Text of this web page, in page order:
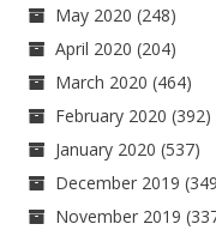
May 2020 (248)
April 2020 (204)
March 2020 (464)
February 2020 (392)
January 2020 (537)
December 2019
November 2019